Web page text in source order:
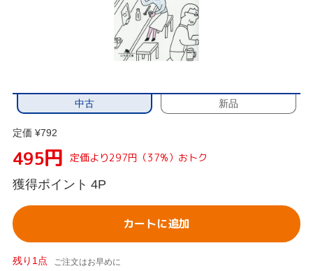
中古 新品
定価 ¥792
495円 定価より297円（37%）おトク
獲得ポイント 4P
カートに追加
残り1点 ご注文はお早めに